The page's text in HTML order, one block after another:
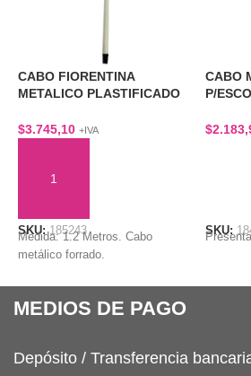
CABO FIORENTINA
METALICO PLASTIFICADO
$3.745,10 +IVA
SKU:185243
Medida: 1.2 Metros. Cabo
metálico forrado.
CABO
P/
$
SKU:
MEDIOS DE PAGO
Depósito / Transferencia